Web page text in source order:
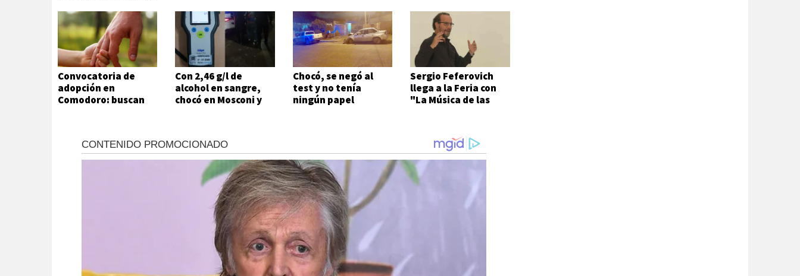
Convocatoria de
adopción en
Comodoro: buscan
Con 2,46 g/l de
alcohol en sangre,
chocó en Mosconi y
Chocó, se negó al
test y no tenía
ningún papel
Sergio Feferovich
llega a la Feria con
"La Música de las